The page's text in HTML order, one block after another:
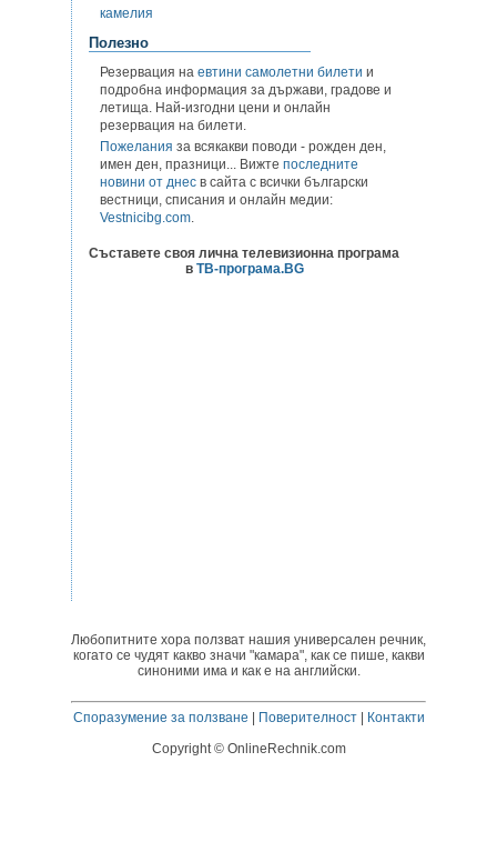
камелия
Полезно
Резервация на евтини самолетни билети и
подробна информация за държави, градове и
летища. Най-изгодни цени и онлайн
резервация на билети.
Пожелания за всякакви поводи - рожден ден,
имен ден, празници... Вижте последните
новини от днес в сайта с всички български
вестници, списания и онлайн медии:
Vestnicibg.com.
Съставете своя лична телевизионна програма
в ТВ-програма.BG
Любопитните хора ползват нашия универсален речник,
когато се чудят какво значи "камара", как се пише, какви
синоними има и как е на английски.
Споразумение за ползване Поверителност|
Контакти
Copyright © OnlineRechnik.com